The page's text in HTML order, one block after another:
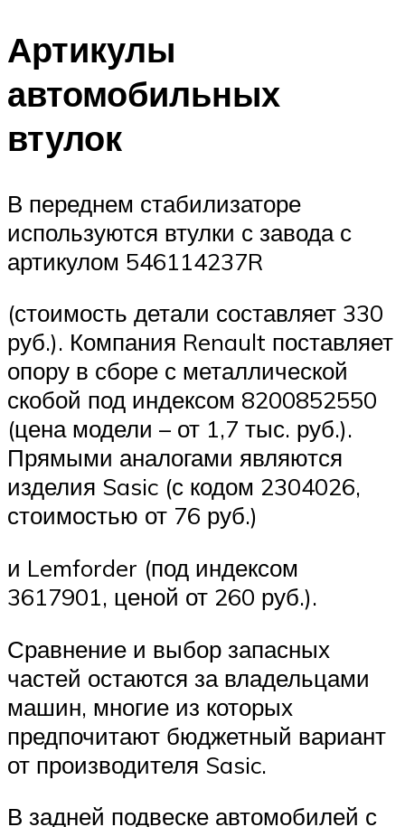
Артикулы
автомобильных
втулок
В переднем стабилизаторе
используются втулки с завода с
артикулом 546114237R
(стоимость детали составляет 330
руб.). Компания Renault поставляет
опору в сборе с металлической
скобой под индексом 8200852550
(цена модели – от 1,7 тыс. руб.).
Прямыми аналогами являются
изделия Sasic (с кодом 2304026,
стоимостью от 76 руб.)
и Lemforder (под индексом
3617901, ценой от 260 руб.).
Сравнение и выбор запасных
частей остаются за владельцами
машин, многие из которых
предпочитают бюджетный вариант
от производителя Sasic.
В задней подвеске автомобилей с